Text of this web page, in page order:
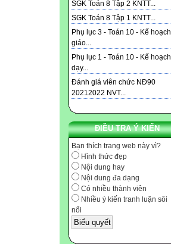
SGK Toán 8 Tập 2 KNTT...
SGK Toán 8 Tập 1 KNTT...
Phụ lục 3 - Toán 10 - Kế hoạch
giáo...
Phụ lục 1 - Toán 10 - Kế hoạch
dạy...
Đánh giá viên chức NĐ90
20212022 NVT...
ĐIỀU TRA Ý KIẾN
Bạn thích trang web này vì?
Hình thức đẹp
Nội dung hay
Nội dung đa dạng
Có nhiều thành viên
Nhiều ý kiến tranh luận sôi
nổi